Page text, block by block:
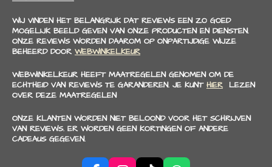
WIJ VINDEN HET BELANGRIJK DAT REVIEWS EEN ZO GOED
MOGELIJK BEELD GEVEN VAN ONZE PRODUCTEN EN DIENSTEN.
ONZE REVIEWS WORDEN DAAROM OP ONPARTIJDIGE WIJZE
BEHEERD DOOR WEBWINKELKEUR
WEBWINKELKEUR HEEFT MAATREGELEN GENOMEN OM DE
ECHTHEID VAN REVIEWS TE GARANDEREN. JE KUNT HIER LEZEN
OVER DEZE MAATREGELEN
ONZE KLANTEN WORDEN NIET BELOOND VOOR HET SCHRIJVEN
VAN REVIEWS. ER WORDEN GEEN KORTINGEN OF ANDERE
CADEAUS GEGEVEN.